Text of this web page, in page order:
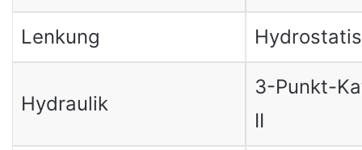
Lenkung
Hydraulik
3-Punkt-
II